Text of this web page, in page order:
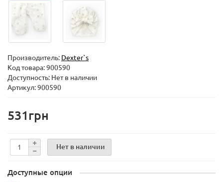
Производитель: Dexter`s
Код товара:900590
Доступность: Нет в наличии
Артикул: 900590
531грн
Нет в наличии
Доступные опции